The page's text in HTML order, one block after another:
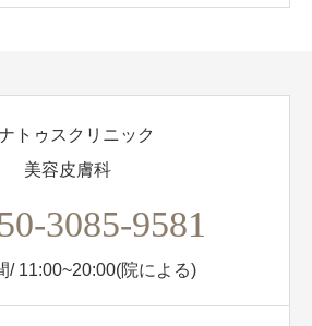
トゥスクリニック
美容皮膚科
3085-9581
/ 11:00~20:00(院による)